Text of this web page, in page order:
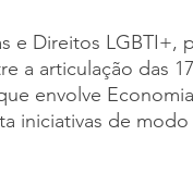
e Direitos
a articulação das
envolve
iniciativas de